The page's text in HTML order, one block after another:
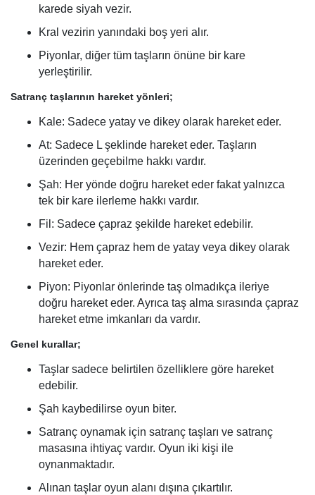
karede siyah vezir.
Kral vezirin yanındaki boş yeri alır.
Piyonlar, diğer tüm taşların önüne bir kare
yerleştirilir.
Satranç taşlarının hareket yönleri;
Kale: Sadece yatay ve dikey olarak hareket eder.
At: Sadece L şeklinde hareket eder. Taşların
üzerinden geçebilme hakkı vardır.
Şah: Her yönde doğru hareket eder fakat yalnızca
tek bir kare ilerleme hakkı vardır.
Fil: Sadece çapraz şekilde hareket edebilir.
Vezir: Hem çapraz hem de yatay veya dikey olarak
hareket eder.
Piyon: Piyonlar önlerinde taş olmadıkça ileriye
doğru hareket eder. Ayrıca taş alma sırasında çapraz
hareket etme imkanları da vardır.
Genel kurallar;
Taşlar sadece belirtilen özelliklere göre hareket
edebilir.
Şah kaybedilirse oyun biter.
Satranç oynamak için satranç taşları ve satranç
masasına ihtiyaç vardır. Oyun iki kişi ile
oynanmaktadır.
Alınan taşlar oyun alanı dışına çıkartılır.